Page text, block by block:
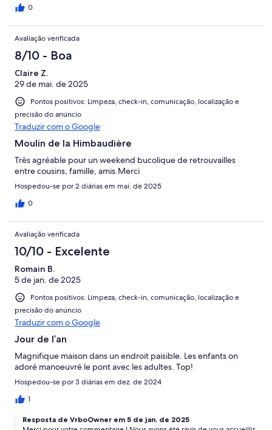
0
Avaliação verificada
8/10 - Boa
Claire Z.
29 de mai. de 2025
Pontos positivos: Limpeza, check-in, comunicação, localização e
precisão do anúncio
Traduzir com o Google
Moulin de la Himbaudière
Très agréable pour un weekend bucolique de retrouvailles
entre cousins, famille, amis.Merci
Hospedou-se por 2 diárias em mai. de 2025
0
Avaliação verificada
10/10 - Excelente
Romain B.
5 de jan. de 2025
Pontos positivos: Limpeza, check-in, comunicação, localização e
precisão do anúncio
Traduzir com o Google
Jour de l’an
Magnifique maison dans un endroit paisible. Les enfants on
adoré manoeuvré le pont avec les adultes. Top!
Hospedou-se por 3 diárias em dez. de 2024
1
Resposta de VrboOwner em 5 de jan. de 2025